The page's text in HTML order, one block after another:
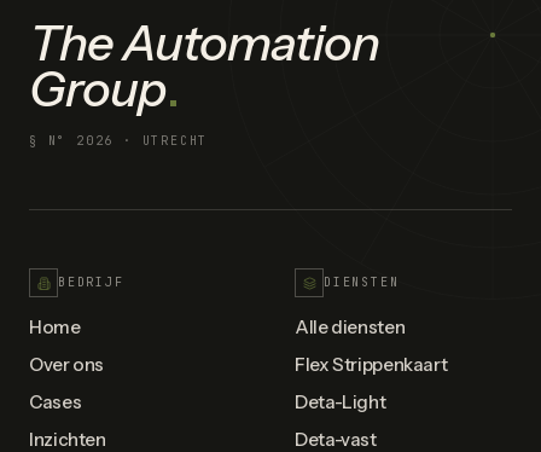
The Automation
Group.
§ N° 2026 · UTRECHT
BEDRIJF
Home
Over ons
Cases
Inzichten
DIENSTEN
Alle diensten
Flex Strippenkaart
Deta-Light
Deta-vast